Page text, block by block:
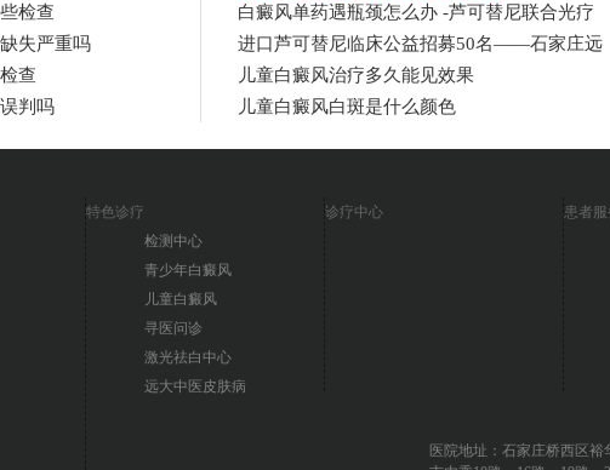
检查
失严重吗
查
判吗
白癜风单药遇瓶颈怎么办 -芦可替尼联合光疗
进口芦可替尼临床公益招募50名——石家庄远
儿童白癜风治疗多久能见效果
儿童白癜风白斑是什么颜色
特色诊疗
检测中心
青少年白癜风
儿童白癜风
寻医问诊
激光祛白中心
远大中医皮肤病
诊疗中心
患者服
医院地址：石家庄桥西区裕